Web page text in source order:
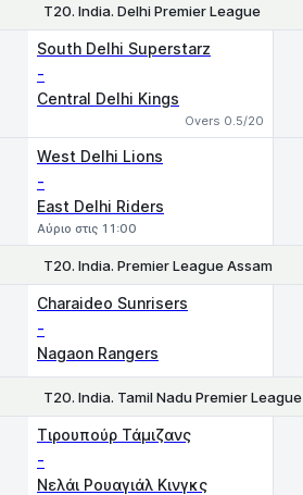
T20. India. Delhi Premier League
South Delhi Superstarz
-
Central Delhi Kings
Overs 0.5/20
West Delhi Lions
-
East Delhi Riders
Αύριο στις 11:00
T20. India. Premier League Assam
Charaideo Sunrisers
-
Nagaon Rangers
T20. India. Tamil Nadu Premier League
Τιρουπούρ Τάμιζανς
-
Νελάι Ρουαγιάλ Κινγκς